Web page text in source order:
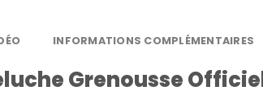
INFORMATIONS COMPLÉMENTAIRES
Grenousse